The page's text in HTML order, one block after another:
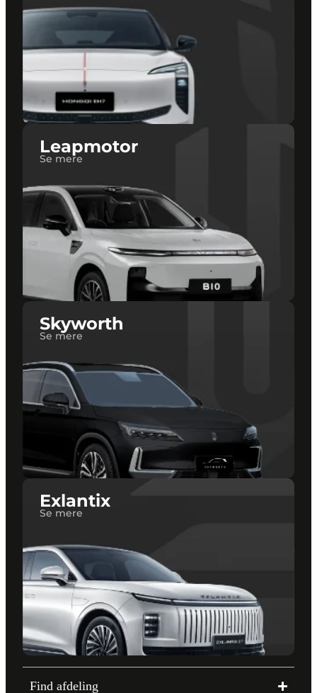
Leapmotor
Se mere
Skyworth
Se mere
Exlantix
Se mere
Find afdeling